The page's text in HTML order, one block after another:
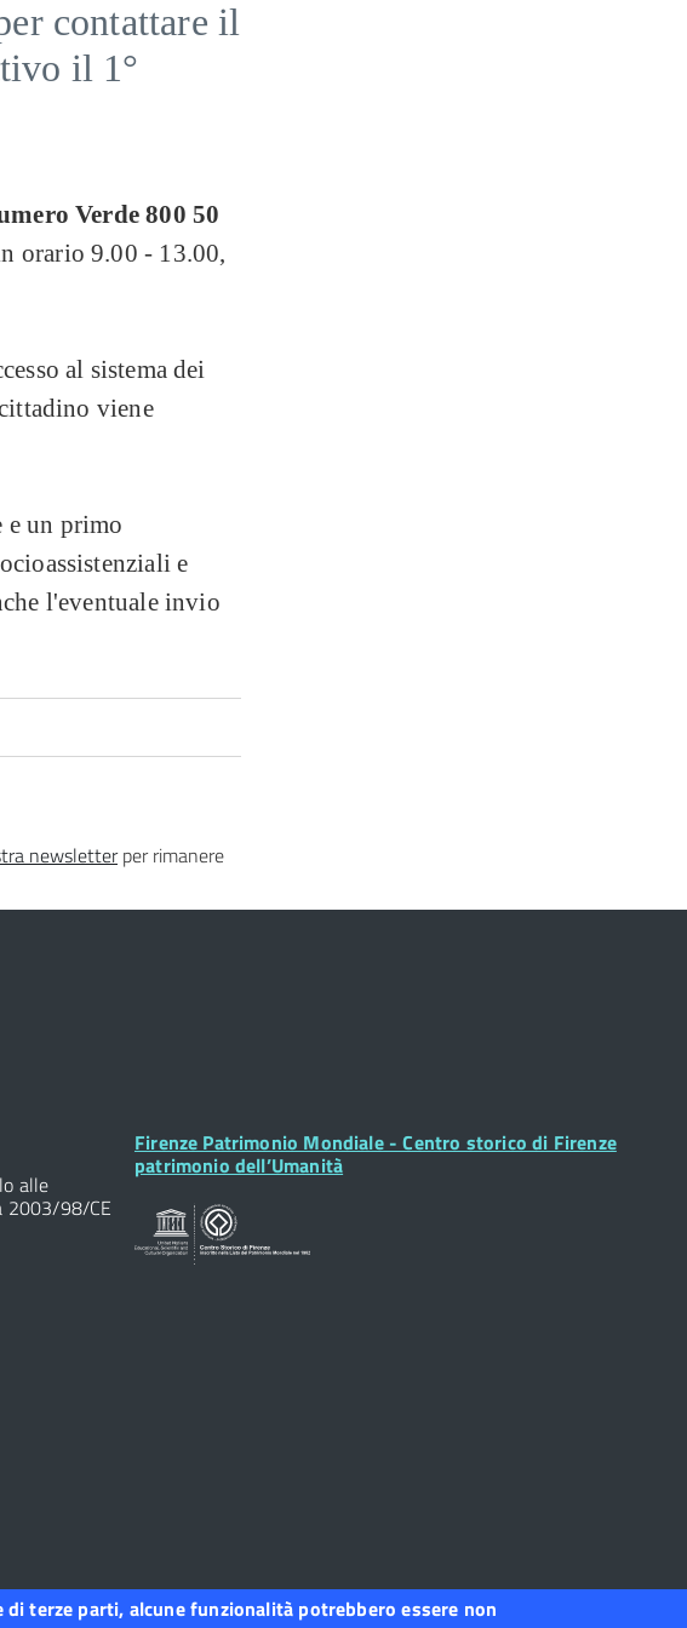
contattare il
il 1°
Verde 800 50
orario 9.00 - 13.00,
al sistema dei
viene
e un primo
e
l'eventuale invio
newsletterper rimanere
alle
2003/98/CE
Footer
Widget
Firenze Patrimonio Mondiale - Centro storico di Firenze
patrimonio dell’Umanità
terze parti, alcune funzionalità potrebbero essere non